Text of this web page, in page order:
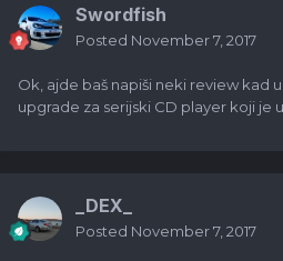
Swordfish
Posted November 7, 2017
Ok, ajde baš napiši neki review kad
upgrade za serijski CD player koji je
_DEX_
Posted November 7, 2017